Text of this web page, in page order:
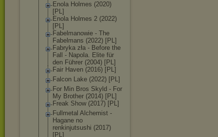
Enola Holmes (2020)
[PL]
Enola Holmes 2 (2022)
[PL]
Fabelmanowie - The
Fabelmans (2022) [PL]
Fabryka zła - Before the
Fall - Napola. Elite für
den Führer (2004) [PL]
Fair Haven (2016) [PL]
Falcon Lake (2022) [PL]
For Min Bros Skyld - For
My Brother (2014) [PL]
Freak Show (2017) [PL]
Fullmetal Alchemist -
Hagane no
renkinjutsushi (2017)
[PL]